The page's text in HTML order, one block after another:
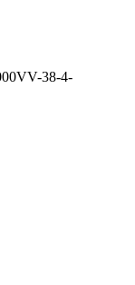
38-4-